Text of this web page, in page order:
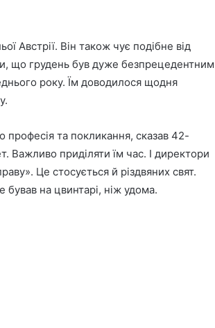
Австрії. Він також чує подібне від
що грудень був дуже безпрецедентним
року. Їм доводилося щодня
та покликання, сказав 42-
Важливо приділяти їм час. І директори
Це стосується й різдвяних свят.
на цвинтарі, ніж удома.